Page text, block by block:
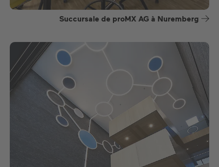
Succursale de proMX AG à Nuremberg